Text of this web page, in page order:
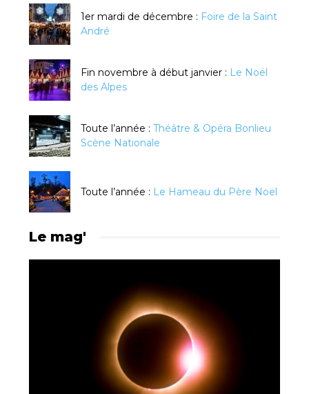
1er mardi de décembre : Foire de la Saint
André
Fin novembre à début janvier : Le Noël
des Alpes
Toute l’année : Théâtre & Opéra Bonlieu
Scène Nationale
Toute l’année : Le Hameau du Père Noël
Le mag'